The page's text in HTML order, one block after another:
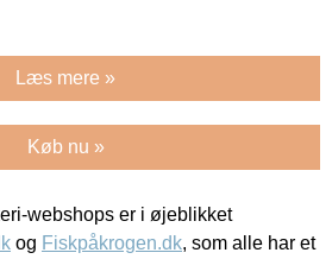
Læs mere »
Køb nu »
webshops er i øjeblikket
og Fiskpåkrogen.dk, som alle har et